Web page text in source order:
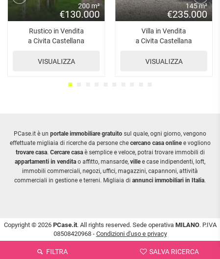
200 m²
€130.000
Rustico in Vendita
a Civita Castellana
VISUALIZZA
145 m²
€235.000
Villa in Vendita
a Civita Castellana
VISUALIZZA
FILTRA SALVA RICERCA
PCase.it è un portale immobiliare gratuito sul quale, ogni giorno, vengono
effettuate migliaia di ricerche da persone che cercano casa onlinee vogliono
trovare casa. Cercare casaè semplice e veloce, potrai trovare immobili di
appartamenti in vendita o affitto, mansarde, villee case indipendenti, loft,
immobili commerciali, negozi, uffici, magazzini, capannoni, attività
commerciali in gestione e terreni. Migliaia di annunci immobiliari in Italia.
Copyright © 2026 PCase.it. All rights reserved. Sede operativa MILANO. P.IVA
08508420968 - Condizioni d'uso e privacy